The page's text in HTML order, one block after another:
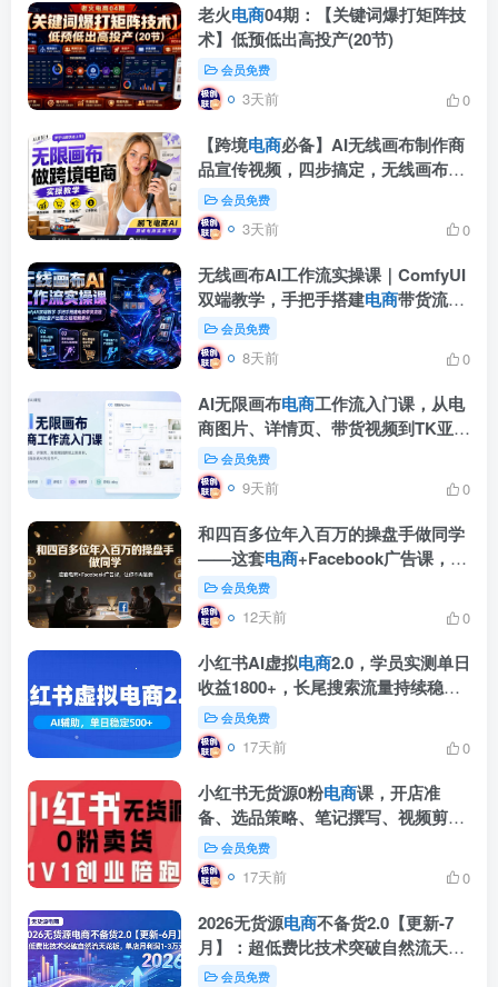
老火电商04期：【关键词爆打矩阵技
术】低预低出高投产(20节)
会员免费
3天前 0
【跨境电商必备】AI无线画布制作商
品宣传视频，四步搞定，无线画布工
作流，操作简单好上手
会员免费
3天前 0
无线画布AI工作流实操课｜ComfyUI
双端教学，手把手搭建电商带货流
程，一键批量产出图文短视频素材
会员免费
8天前 0
AI无限画布电商工作流入门课，从电
商图片、详情页、带货视频到TK亚马
逊产品上架模板实战,一套课程搞定
会员免费
9天前 0
和四百多位年入百万的操盘手做同学
——这套电商+Facebook广告课，让
你不再靠猜【原创双语字幕】
会员免费
12天前 0
小红书AI虚拟电商2.0，学员实测单日
收益1800+，长尾搜索流量持续稳定
出单会员免费
17天前 0
小红书无货源0粉电商课，开店准
备、选品策略、笔记撰写、视频剪
辑、数据分析、账号打造、资料文档
(更新26年7月24日)
会员免费
17天前 0
2026无货源电商不备货2.0【更新-7
月】：超低费比技术突破自然流天花
板，单店月利润1-3万元
会员免费